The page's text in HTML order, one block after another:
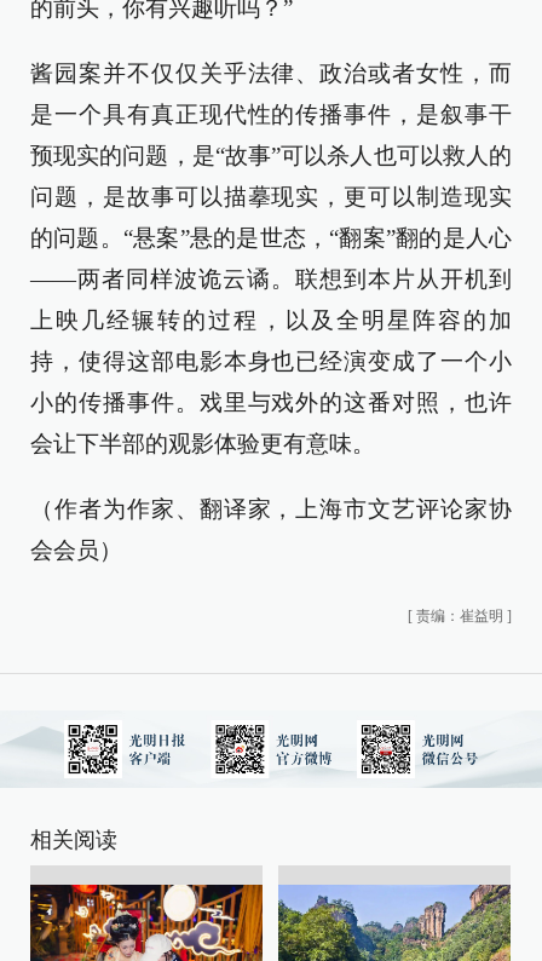
的前头，你有兴趣听吗？”
酱园案并不仅仅关乎法律、政治或者女性，而
是一个具有真正现代性的传播事件，是叙事干
预现实的问题，是“故事”可以杀人也可以救人的
问题，是故事可以描摹现实，更可以制造现实
的问题。“悬案”悬的是世态，“翻案”翻的是人心
——两者同样波诡云谲。联想到本片从开机到
上映几经辗转的过程，以及全明星阵容的加
持，使得这部电影本身也已经演变成了一个小
小的传播事件。戏里与戏外的这番对照，也许
会让下半部的观影体验更有意味。
（作者为作家、翻译家，上海市文艺评论家协
会会员）
[ 责编：崔益明 ]
相关阅读